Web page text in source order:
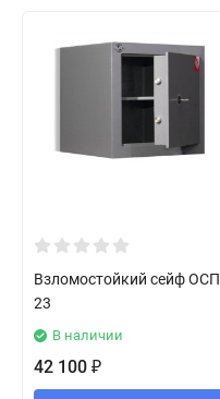
Взломостойкий сейф ОСП
23
В наличии
42 100 ₽